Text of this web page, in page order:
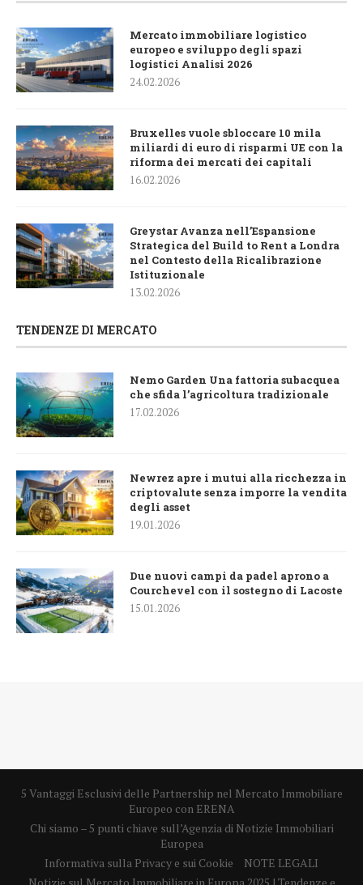
Mercato immobiliare logistico
europeo e sviluppo degli spazi
logistici Analisi 2026
24.02.2026
Bruxelles vuole sbloccare 10 mila
miliardi di euro di risparmi UE con la
riforma dei mercati dei capitali
16.02.2026
Greystar Avanza nell’Espansione
Strategica del Build to Rent a Londra
nel Contesto della Ricalibrazione
Istituzionale
13.02.2026
TENDENZE DI MERCATO
Nemo Garden Una fattoria subacquea
che sfida l’agricoltura tradizionale
17.02.2026
Newrez apre i mutui alla ricchezza in
criptovalute senza imporre la vendita
degli asset
19.01.2026
Due nuovi campi da padel aprono a
Courchevel con il sostegno di Lacoste
15.01.2026
5 Vantaggi Esclusivi delle Partnership nel Mercato Immobiliare
Europeo con ERENA
Chi siamo – 5 punti chiave sull’Agenzia di Notizie Immobiliari
Europea
Informativa sulla Privacy e sui Cookie
NOTE LEGALI